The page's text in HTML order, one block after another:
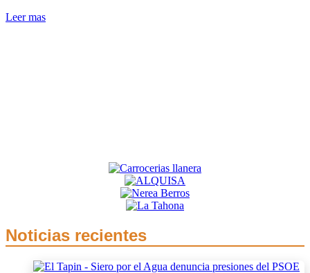
Leer mas
Noticias recientes